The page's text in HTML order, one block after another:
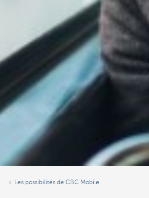
Les possibilités de CBC Mobile